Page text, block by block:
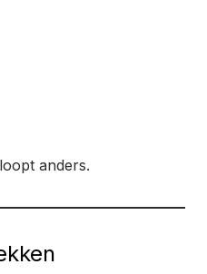
anders.